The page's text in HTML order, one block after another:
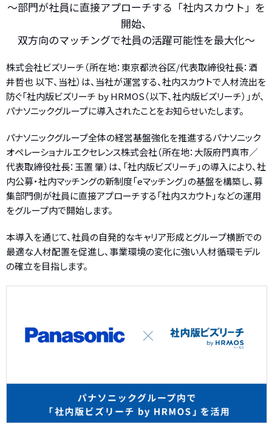
〜部門が社員に直接アプローチする「社内スカウト」を
開始、
双方向のマッチングで社員の活躍可能性を最大化〜
株式会社ビズリーチ（所在地：東京都渋谷区/代表取締役社長：酒
井哲也 以下、当社）は、当社が運営する、社内スカウトで人材流出を
防ぐ「社内版ビズリーチ by HRMOS（以下、社内版ビズリーチ）」が、
パナソニックグループに導入されたことをお知らせいたします。
パナソニックグループ全体の経営基盤強化を推進するパナソニック
オペレーショナルエクセレンス株式会社（所在地：大阪府門真市／
代表取締役社長：玉置 肇）は、「社内版ビズリーチ」の導入により、社
内公募・社内マッチングの新制度「eマッチング」の基盤を構築し、募
集部門側が社員に直接アプローチする「社内スカウト」などの運用
をグループ内で開始します。
本導入を通じて、社員の自発的なキャリア形成とグループ横断での
最適な人材配置を促進し、事業環境の変化に強い人材循環モデル
の確立を目指します。